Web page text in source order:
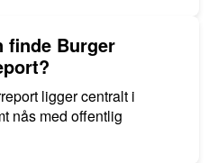
finde Burger
ligger centralt i
nås med offentlig